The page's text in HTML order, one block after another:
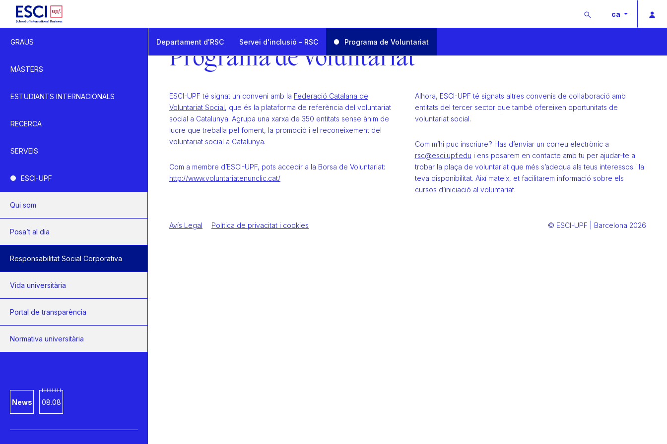
Buscar ca
GRAUS
MÀSTERS
ESTUDIANTS INTERNACIONALS
RECERCA
SERVEIS
ESCI-UPF
Qui som
Posa’t al dia
Responsabilitat Social Corporativa
Vida universitària
Portal de transparència
Normativa universitària
News 08.08
Responsabilitat Social Corporativa
Programa de Voluntariat
Departament d'RSC Servei d'inclusió - RSC Programa de Voluntariat
Programa de Voluntariat
ESCI-UPF té signat un conveni amb la Federació Catalana de
Voluntariat Social, que és la plataforma de referència del voluntariat
social a Catalunya. Agrupa una xarxa de 350 entitats sense ànim de
lucre que treballa pel foment, la promoció i el reconeixement del
voluntariat social a Catalunya.
Com a membre d’ESCI-UPF, pots accedir a la Borsa de Voluntariat:
http://www.voluntariatenunclic.cat/
Alhora, ESCI-UPF té signats altres convenis de col·laboració amb
entitats del tercer sector que també ofereixen oportunitats de
voluntariat social.
Com m’hi puc inscriure? Has d’enviar un correu electrònic a
rsc@esci.upf.edu i ens posarem en contacte amb tu per ajudar-te a
trobar la plaça de voluntariat que més s’adequa als teus interessos i la
teva disponibilitat. Així mateix, et facilitarem informació sobre els
cursos d’iniciació al voluntariat.
Avís Legal Política de privacitat i cookies © ESCI-UPF | Barcelona 2026